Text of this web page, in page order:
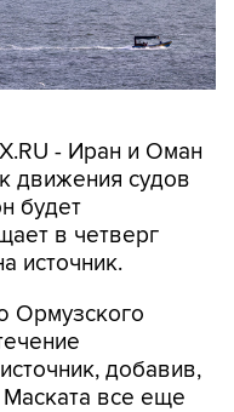
- Иран и Оман
будет
в четверг
источник.
добавив,
все еще
совета
Ирана", -